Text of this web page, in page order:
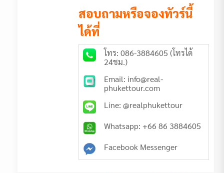
สอบถามหรือจองทัวร์นี้
ได้ที่
โทร: 086-3884605 (โทรได้
24ชม.)
Email: info@real-
phukettour.com
Line: @realphukettour
Whatsapp: +66 86 3884605
Facebook Messenger